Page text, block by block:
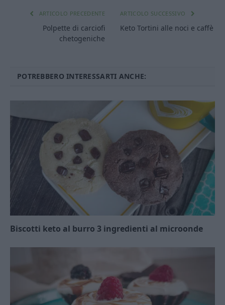
ARTICOLO PRECEDENTE
Polpette di carciofi
chetogeniche
ARTICOLO SUCCESSIVO
Keto Tortini alle noci e caffè
POTREBBERO INTERESSARTI ANCHE:
Biscotti keto al burro 3 ingredienti al microonde